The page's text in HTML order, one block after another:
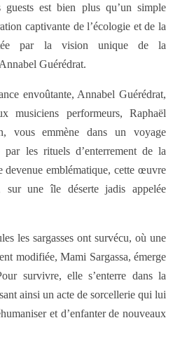
guests est bien plus qu’un simple
captivante de l’écologie et de la
par la vision unique de la
Guérédrat.
envoûtante, Annabel Guérédrat,
musiciens performeurs, Raphaël
vous emmène dans un voyage
par les rituels d’enterrement de la
devenue emblématique, cette œuvre
sur une île déserte jadis appelée
les sargasses ont survécu, où une
modifiée, Mami Sargassa, émerge
survivre, elle s’enterre dans la
ainsi un acte de sorcellerie qui lui
et d’enfanter de nouveaux